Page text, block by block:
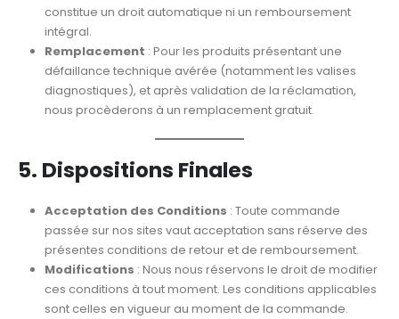
constitue un droit automatique ni un remboursement
intégral.
Remplacement : Pour les produits présentant une
défaillance technique avérée (notamment les valises
diagnostiques), et après validation de la réclamation,
nous procèderons à un remplacement gratuit.
5. Dispositions Finales
Acceptation des Conditions : Toute commande
passée sur nos sites vaut acceptation sans réserve des
présentes conditions de retour et de remboursement.
Modifications : Nous nous réservons le droit de modifier
ces conditions à tout moment. Les conditions applicables
sont celles en vigueur au moment de la commande.